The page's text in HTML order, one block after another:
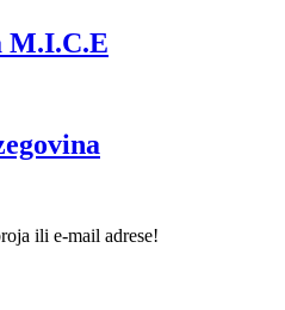
M.I.C.E
ili e-mail adrese!